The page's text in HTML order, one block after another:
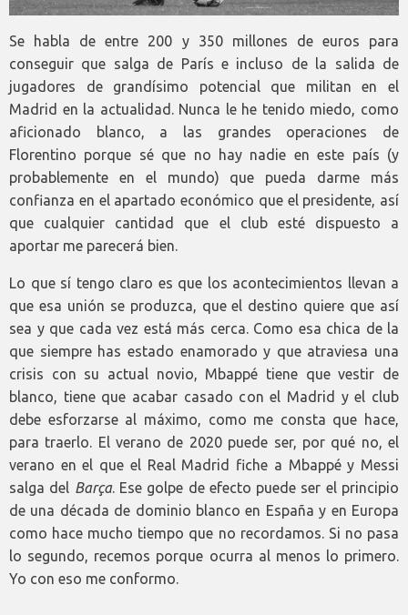
Se habla de entre 200 y 350 millones de euros para
conseguir que salga de París e incluso de la salida de
jugadores de grandísimo potencial que militan en el
Madrid en la actualidad. Nunca le he tenido miedo, como
aficionado blanco, a las grandes operaciones de
Florentino porque sé que no hay nadie en este país (y
probablemente en el mundo) que pueda darme más
confianza en el apartado económico que el presidente, así
que cualquier cantidad que el club esté dispuesto a
aportar me parecerá bien.
Lo que sí tengo claro es que los acontecimientos llevan a
que esa unión se produzca, que el destino quiere que así
sea y que cada vez está más cerca. Como esa chica de la
que siempre has estado enamorado y que atraviesa una
crisis con su actual novio, Mbappé tiene que vestir de
blanco, tiene que acabar casado con el Madrid y el club
debe esforzarse al máximo, como me consta que hace,
para traerlo. El verano de 2020 puede ser, por qué no, el
verano en el que el Real Madrid fiche a Mbappé y Messi
salga del Barça. Ese golpe de efecto puede ser el principio
de una década de dominio blanco en España y en Europa
como hace mucho tiempo que no recordamos. Si no pasa
lo segundo, recemos porque ocurra al menos lo primero.
Yo con eso me conformo.